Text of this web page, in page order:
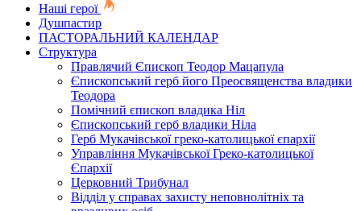
Наші герої
Душпастир
ПАСТОРАЛЬНИЙ КАЛЕНДАР
Структура
Правлячий Єпископ Теодор Мацапула
Єпископський герб його Преосвященства владики
Теодора
Помічний єпископ владика Ніл
Єпископський герб владики Ніла
Герб Мукачівської греко-католицької єпархії
Управління Мукачівської Греко-католицької
Єпархії
Церковний Трибунал
Відділ у справах захисту неповнолітніх та